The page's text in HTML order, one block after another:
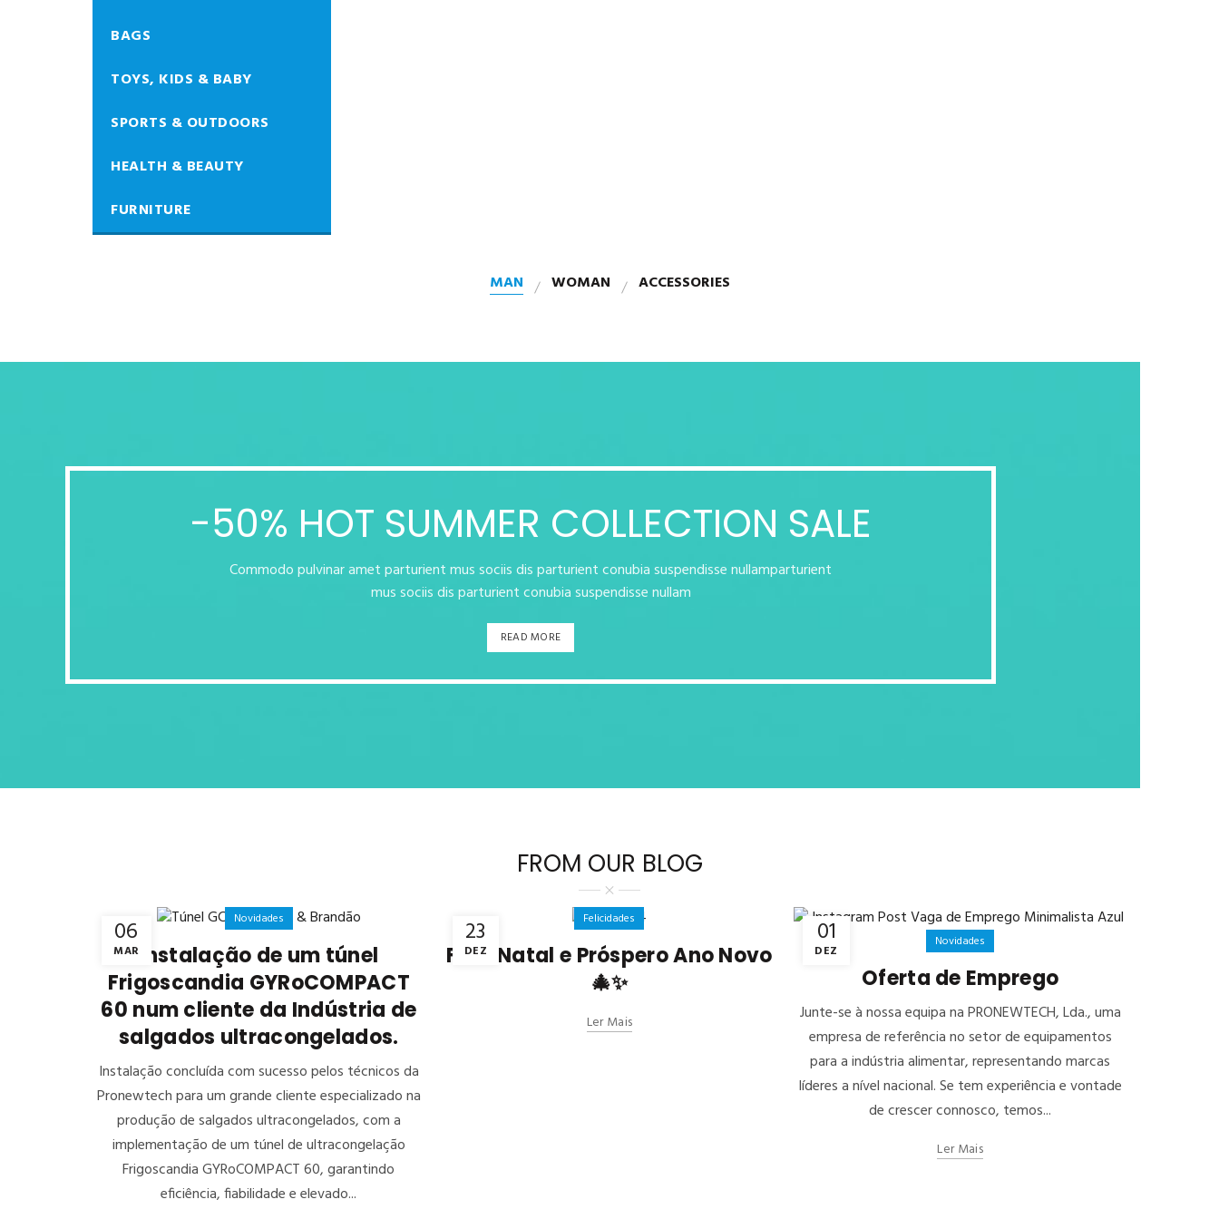
BAGS
TOYS, KIDS & BABY
SPORTS & OUTDOORS
HEALTH & BEAUTY
FURNITURE
MAN WOMAN ACCESSORIES
-50% HOT SUMMER COLLECTION SALE
Commodo pulvinar amet parturient mus sociis dis parturient conubia suspendisse nullamparturient
mus sociis dis parturient conubia suspendisse nullam
READ MORE
FROM OUR BLOG
06
MAR
Novidades
Instalação de um túnel
Frigoscandia GYRoCOMPACT
60 num cliente da Indústria de
salgados ultracongelados.
Instalação concluída com sucesso pelos técnicos da
Pronewtech para um grande cliente especializado na
produção de salgados ultracongelados, com a
implementação de um túnel de ultracongelação
Frigoscandia GYRoCOMPACT 60, garantindo
eficiência, fiabilidade e elevado...
23
DEZ
Felicidades
Feliz Natal e Próspero Ano Novo
🎄✨
Ler Mais
01
DEZ
Novidades
Oferta de Emprego
Junte-se à nossa equipa na PRONEWTECH, Lda., uma
empresa de referência no setor de equipamentos
para a indústria alimentar, representando marcas
líderes a nível nacional. Se tem experiência e vontade
de crescer connosco, temos...
Ler Mais